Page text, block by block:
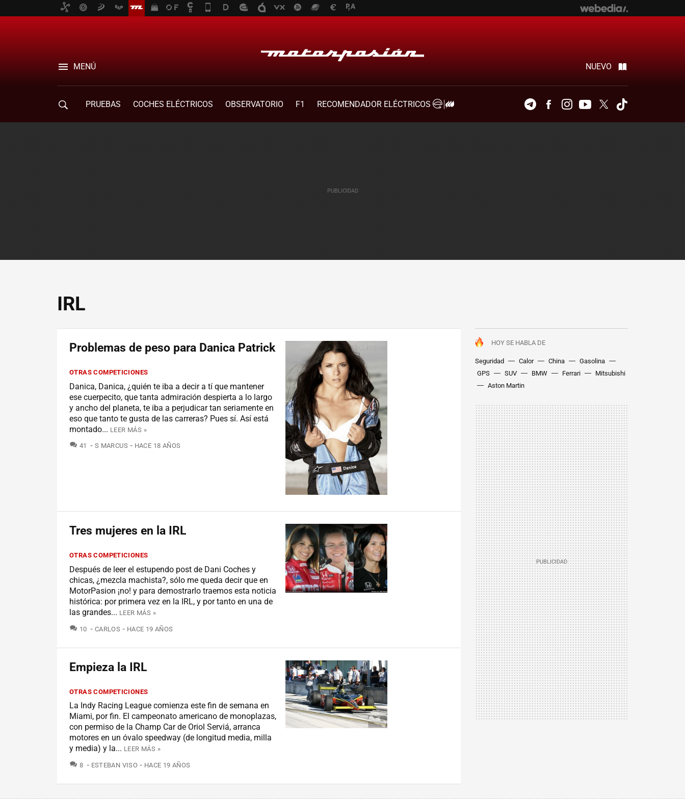
MENÚ NUEVO
PRUEBAS COCHES ELÉCTRICOS OBSERVATORIO F1
RECOMENDADOR ELÉCTRICOS
TelegramFacebookInstagramYoutubeTwitter
IRL
HOY SE HABLA DE
Seguridad Calor China
Gasolina
GPS
SUV BMW Ferrari
Mitsubishi
Aston Martin
Problemas de peso para Danica Patrick
OTRAS COMPETICIONES
Danica, Danica, ¿quién te iba a decir a tí que mantener
ese cuerpecito, que tanta admiración despierta a lo largo
y ancho del planeta, te iba a perjudicar tan seriamente en
eso que tanto te gusta de las carreras? Pues sí. Así está
montado... LEER MÁS »
41 COMENTARIOS
S MARCUS HACE 18 AÑOS
Tres mujeres en la IRL
OTRAS COMPETICIONES
Después de leer el estupendo post de Dani Coches y
chicas, ¿mezcla machista?, sólo me queda decir que en
MotorPasion ¡no! y para demostrarlo traemos esta noticia
histórica: por primera vez en la IRL, y por tanto en una de
las grandes... LEER MÁS »
10 COMENTARIOS
CARLOS HACE 19 AÑOS
Empieza la IRL
OTRAS COMPETICIONES
La Indy Racing League comienza este fin de semana en
Miami, por fin. El campeonato americano de monoplazas,
con permiso de la Champ Car de Oriol Serviá, arranca
motores en un óvalo speedway (de longitud media, milla
y media) y la... LEER MÁS »
8 COMENTARIOS
ESTEBAN VISO HACE 19 AÑOS